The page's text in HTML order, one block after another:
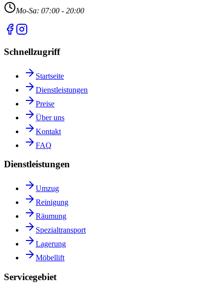
Mo-Sa: 07:00 - 20:00
Schnellzugriff
Startseite
Dienstleistungen
Preise
Über uns
Kontakt
FAQ
Dienstleistungen
Umzug
Reinigung
Räumung
Spezialtransport
Lagerung
Möbellift
Servicegebiet